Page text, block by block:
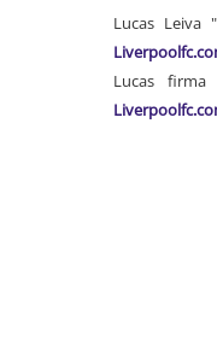
Lucas Leiva
Lucas